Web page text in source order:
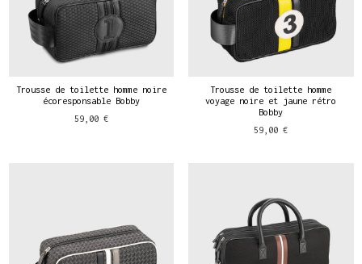
Trousse de toilette homme noire
écoresponsable Bobby
59,00 €
Trousse de toilette homme
voyage noire et jaune rétro
Bobby
59,00 €